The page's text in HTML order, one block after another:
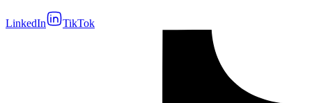
LinkedIn TikTok